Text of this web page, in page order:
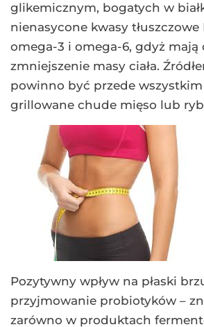
glikemicznym, bogatych w
nienasycone kwasy tłuszczowe
omega-3 i omega-6, gdyż mają
zmniejszenie masy ciała.
powinno być przede
grillowane chude mięso lub
Pozytywny wpływ na płaski
przyjmowanie probiotyków –
zarówno w produktach